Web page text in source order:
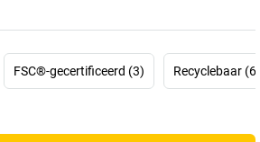
FSC®-gecertificeerd (3) Recyclebaar (6)